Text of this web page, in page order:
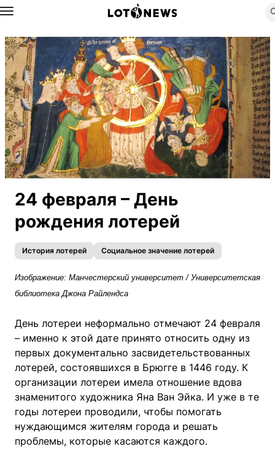
Назад
24 февраля – День
рождения лотерей
История лотерей Социальное значение лотерей
Изображение: Манчестерский университет / Университетская
библиотека Джона Райлендса
День лотереи неформально отмечают 24 февраля
– именно к этой дате принято относить одну из
первых документально засвидетельствованных
лотерей, состоявшихся в Брюгге в 1446 году. К
организации лотереи имела отношение вдова
знаменитого художника Яна Ван Эйка. И уже в те
годы лотереи проводили, чтобы помогать
нуждающимся жителям города и решать
проблемы, которые касаются каждого.